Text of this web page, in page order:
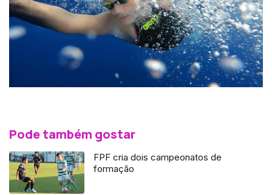
Pode também gostar
FPF cria dois campeonatos de
formação